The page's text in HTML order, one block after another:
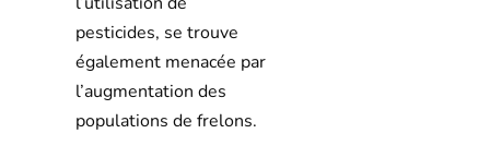
pesticides, se trouve
également menacée par
l’augmentation des
populations de frelons.